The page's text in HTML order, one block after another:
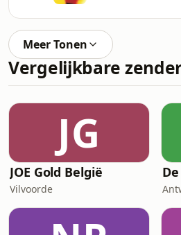
Meer Tonen
Vergelijkbare
JG
JOE Gold België
Vilvoorde